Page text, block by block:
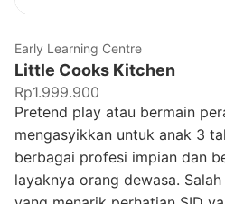
Early Learning Centre
Little Cooks Kitchen
Rp1.999.900
Pretend play atau bermain
mengasyikkan untuk anak 3
berbagai profesi impian dan
layaknya orang dewasa.